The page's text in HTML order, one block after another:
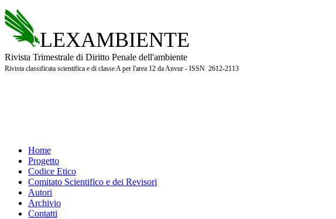
LEXAMBIENTE
Rivista Trimestrale di Diritto Penale dell'ambiente
Rivista classificata scientifica e di classe A per l'area 12 da Anvur - ISSN 2612-2113
Home
Progetto
Codice Etico
Comitato Scientifico e dei Revisori
Autori
Archivio
Contatti